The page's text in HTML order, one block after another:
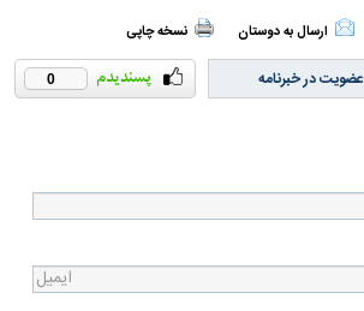
ارسال به دوستان نسخه چاپی
0 عضویت در خبرنامه